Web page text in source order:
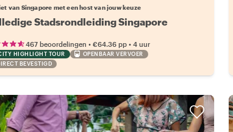
van Singapore met een host van jouw keuze
Stadsrondleiding Singapore
467 beoordelingen •€64.36 pp •4 uur
HIGHLIGHT TOUR
OPENBAAR VERVOER
BEVESTIGD